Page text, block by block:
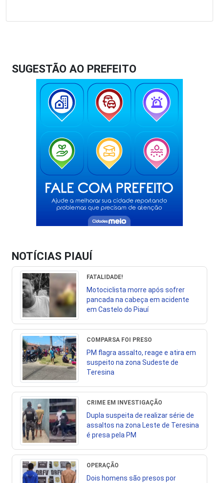
SUGESTÃO AO PREFEITO
NOTÍCIAS PIAUÍ
FATALIDADE!
Motociclista morre após sofrer
pancada na cabeça em acidente
em Castelo do Piauí
COMPARSA FOI PRESO
PM flagra assalto, reage e atira em
suspeito na zona Sudeste de
Teresina
CRIME EM INVESTIGAÇÃO
Dupla suspeita de realizar série de
assaltos na zona Leste de Teresina
é presa pela PM
OPERAÇÃO
Dois homens são presos por